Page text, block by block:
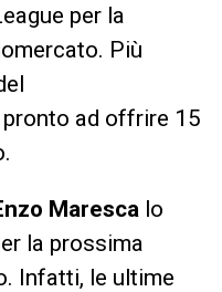
per la
Più
pronto ad offrire 15
Maresca lo
la prossima
Infatti, le ultime